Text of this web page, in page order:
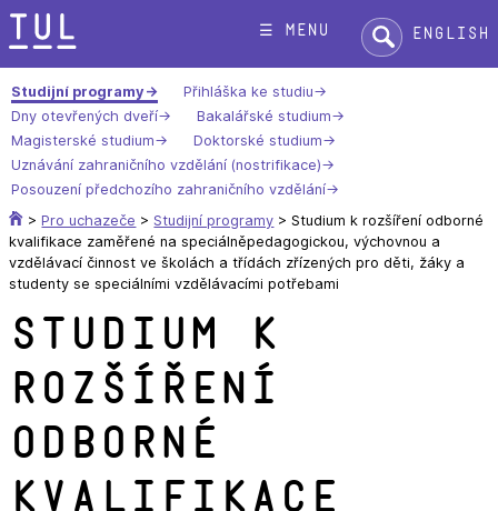
Přeskok
na
text
☰ menu Hledat:English
Studijní programy
Přihláška ke studiu
Dny otevřených dveří
Bakalářské studium
Magisterské studium
Doktorské studium
Uznávání zahraničního vzdělání (nostrifikace)
Posouzení předchozího zahraničního vzdělání
> Pro uchazeče >Studijní programy >Studium k rozšíření odborné
kvalifikace zaměřené na speciálněpedagogickou, výchovnou a
vzdělávací činnost ve školách a třídách zřízených pro děti, žáky a
studenty se speciálními vzdělávacími potřebami
Studium k
rozšíření
odborné
kvalifikace